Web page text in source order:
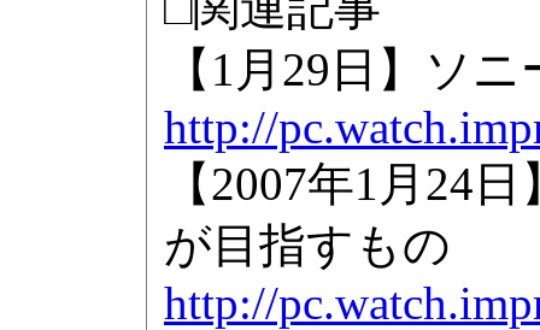
【1月29日】ソ
http://
【2007年1月24
が目指すもの
http://